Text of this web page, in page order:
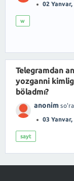
02 Yanvar,
w
Telegramdan
yozganni
böladmı?
anonim
03 Yanvar,
sayt